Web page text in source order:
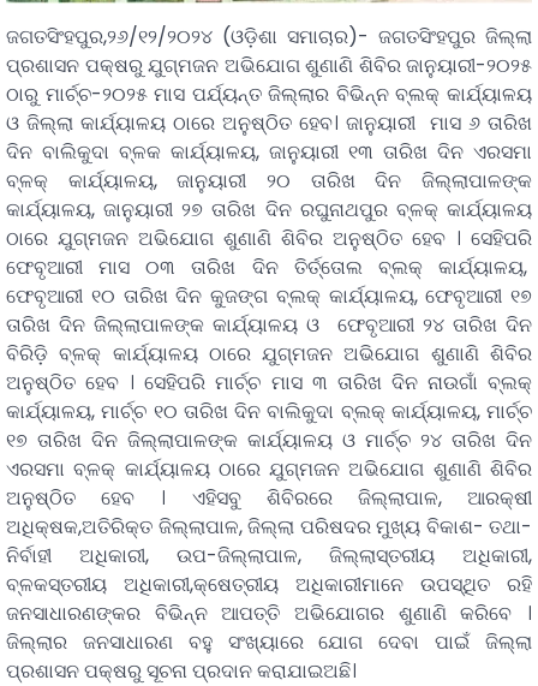
ଜଗତସିଂହପୁର,୨୬/୧୨/୨୦୨୪ (ଓଡ଼ିଶା ସମାଚାର)- ଜଗତସିଂହପୁର ଜିଲ୍ଲା
ପ୍ରଶାସନ ପକ୍ଷରୁ ଯୁଗ୍ମଜନ ଅଭିଯୋଗ ଶୁଣାଣି ଶିବିର ଜାନୁୟାରୀ-୨୦୨୫
ଠାରୁ ମାର୍ଚ୍ଚ-୨୦୨୫ ମାସ ପର୍ଯ୍ୟନ୍ତ ଜିଲ୍ଲାର ବିଭିନ୍ନ ବ୍ଲକ୍ କାର୍ଯ୍ୟାଳୟ
ଓ ଜିଲ୍ଲା କାର୍ଯ୍ୟାଳୟ ଠାରେ ଅନୁଷ୍ଠିତ ହେବ। ଜାନୁୟାରୀ ମାସ ୬ ତାରିଖ
ଦିନ ବାଲିକୁଦା ବ୍ଳକ କାର୍ଯ୍ୟାଳୟ, ଜାନୁୟାରୀ ୧୩ ତାରିଖ ଦିନ ଏରସମା
ବ୍ଳକ୍ କାର୍ଯ୍ୟାଳୟ, ଜାନୁୟାରୀ ୨୦ ତାରିଖ ଦିନ ଜିଲ୍ଲାପାଳଙ୍କ
କାର୍ଯ୍ୟାଳୟ, ଜାନୁୟାରୀ ୨୭ ତାରିଖ ଦିନ ରଘୁନାଥପୁର ବ୍ଳକ୍ କାର୍ଯ୍ୟାଳୟ
ଠାରେ ଯୁଗ୍ମଜନ ଅଭିଯୋଗ ଶୁଣାଣି ଶିବିର ଅନୁଷ୍ଠିତ ହେବ । ସେହିପରି
ଫେବୃଆରୀ ମାସ ୦୩ ତାରିଖ ଦିନ ତିର୍ତ୍ତୋଲ ବ୍ଲକ୍ କାର୍ଯ୍ୟାଳୟ,
ଫେବୃଆରୀ ୧୦ ତାରିଖ ଦିନ କୁଜଙ୍ଗ ବ୍ଲକ୍ କାର୍ଯ୍ୟାଳୟ, ଫେବୃଆରୀ ୧୭
ତାରିଖ ଦିନ ଜିଲ୍ଲାପାଳଙ୍କ କାର୍ଯ୍ୟାଳୟ ଓ ଫେବୃଆରୀ ୨୪ ତାରିଖ ଦିନ
ବିରିଡ଼ି ବ୍ଳକ୍ କାର୍ଯ୍ୟାଳୟ ଠାରେ ଯୁଗ୍ମଜନ ଅଭିଯୋଗ ଶୁଣାଣି ଶିବିର
ଅନୁଷ୍ଠିତ ହେବ । ସେହିପରି ମାର୍ଚ୍ଚ ମାସ ୩ ତାରିଖ ଦିନ ନାଉଗାଁ ବ୍ଲକ୍
କାର୍ଯ୍ୟାଳୟ, ମାର୍ଚ୍ଚ ୧୦ ତାରିଖ ଦିନ ବାଲିକୁଦା ବ୍ଲକ୍ କାର୍ଯ୍ୟାଳୟ, ମାର୍ଚ୍ଚ
୧୭ ତାରିଖ ଦିନ ଜିଲ୍ଲାପାଳଙ୍କ କାର୍ଯ୍ୟାଳୟ ଓ ମାର୍ଚ୍ଚ ୨୪ ତାରିଖ ଦିନ
ଏରସମା ବ୍ଳକ୍ କାର୍ଯ୍ୟାଳୟ ଠାରେ ଯୁଗ୍ମଜନ ଅଭିଯୋଗ ଶୁଣାଣି ଶିବିର
ଅନୁଷ୍ଠିତ ହେବ । ଏହିସବୁ ଶିବିରରେ ଜିଲ୍ଲାପାଳ, ଆରକ୍ଷୀ
ଅଧିକ୍ଷକ,ଅତିରିକ୍ତ ଜିଲ୍ଲାପାଳ, ଜିଲ୍ଲା ପରିଷଦର ମୁଖ୍ୟ ବିକାଶ- ତଥା-
ନିର୍ବାହୀ ଅଧିକାରୀ, ଉପ-ଜିଲ୍ଲାପାଳ, ଜିଲ୍ଲାସ୍ତରୀୟ ଅଧିକାରୀ,
ବ୍ଳକସ୍ତରୀୟ ଅଧିକାରୀ,କ୍ଷେତ୍ରୀୟ ଅଧିକାରୀମାନେ ଉପସ୍ଥିତ ରହି
ଜନସାଧାରଣଙ୍କର ବିଭିନ୍ନ ଆପତ୍ତି ଅଭିଯୋଗର ଶୁଣାଣି କରିବେ ।
ଜିଲ୍ଲାର ଜନସାଧାରଣ ବହୁ ସଂଖ୍ୟାରେ ଯୋଗ ଦେବା ପାଇଁ ଜିଲ୍ଲା
ପ୍ରଶାସନ ପକ୍ଷରୁ ସୂଚନା ପ୍ରଦାନ କରାଯାଇଅଛି।